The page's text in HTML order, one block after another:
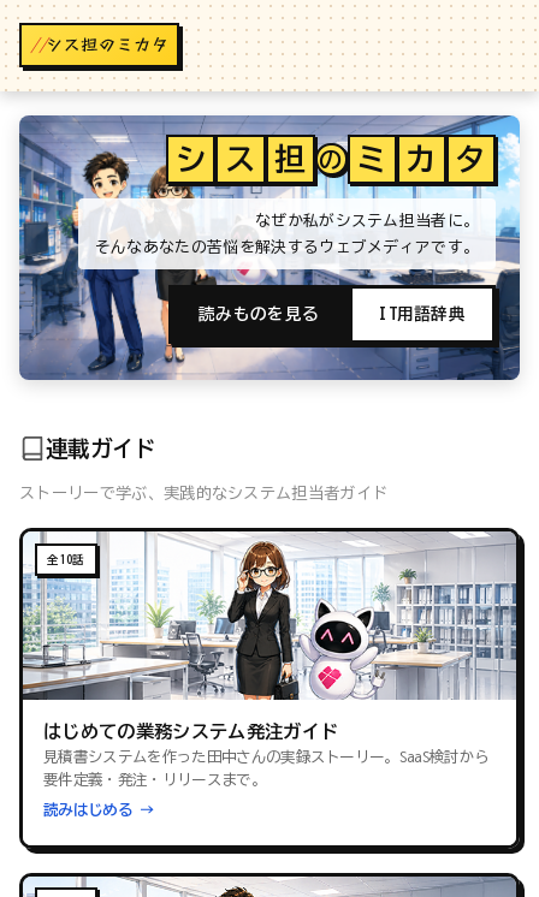
//
シ ス 担 の ミ カ タ
なぜか私がシステム担当者に。
そんなあなたの苦悩を解決するウェブメディアです。
読みものを見る IT用語辞典
連載ガイド
ストーリーで学ぶ、実践的なシステム担当者ガイド
全10話
はじめての業務システム発注ガイド
見積書システムを作った田中さんの実録ストーリー。SaaS検討から
要件定義・発注・リリースまで。
読みはじめる →